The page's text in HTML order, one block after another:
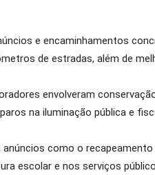
e encaminhamentos
de estradas, além de
envolveram
na iluminação pública e
como o
escolar e nos serviços